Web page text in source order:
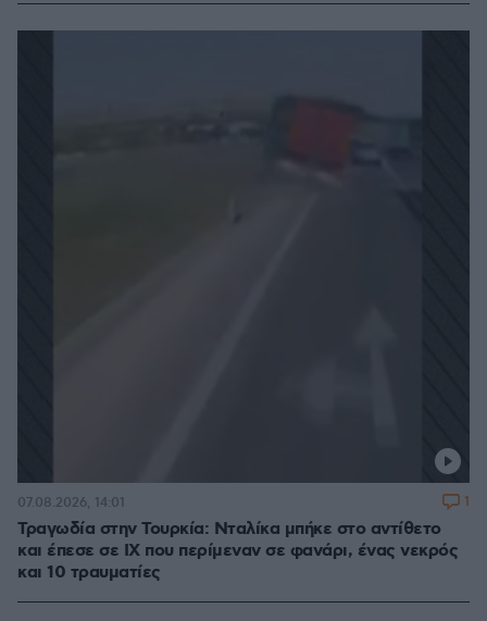
Τραγωδία στην Τουρκία: Νταλίκα μπήκε στο αντίθετο
και έπεσε σε ΙΧ που περίμεναν σε φανάρι, ένας νεκρός
και 10 τραυματίες
07.08.2026, 14:01 1